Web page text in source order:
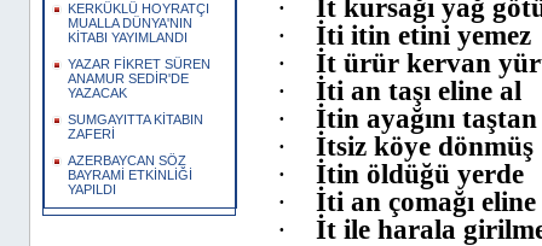
KERKÜKLÜ HOYRATÇI
MUALLA DÜNYA'NIN
KİTABI YAYIMLANDI
YAZAR FİKRET SÜREN
ANAMUR SEDİR'DE
YAZACAK
SUMGAYITTA KİTABIN
ZAFERİ
AZERBAYCAN SÖZ
BAYRAMİ ETKİNLİĞİ
YAPILDI
·
İt kursağı yağ
·
İti itin etini yemez
·
İt ürür kervan
·
İti an taşı eline al
·
İtin ayağını
·
İtsiz köye dönmüş
·
İtin öldüğü yerde
·
İti an çomağı
·
İt ile harala